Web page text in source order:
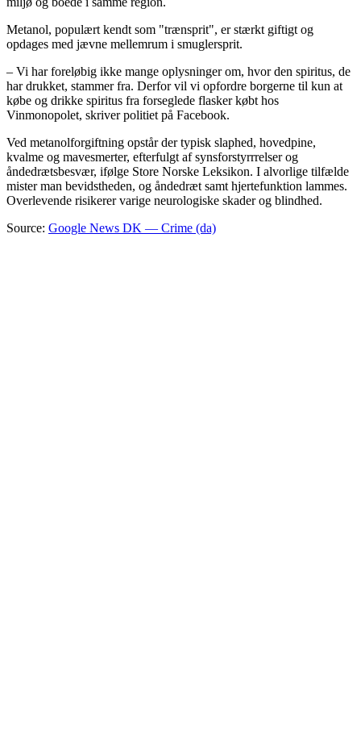
Metanol, populært kendt som "trænsprit", er stærkt giftigt og
opdages med jævne mellemrum i smuglersprit.
– Vi har foreløbig ikke mange oplysninger om, hvor den spiritus, de
har drukket, stammer fra. Derfor vil vi opfordre borgerne til kun at
købe og drikke spiritus fra forseglede flasker købt hos
Vinmonopolet, skriver politiet på Facebook.
Ved metanolforgiftning opstår der typisk slaphed, hovedpine,
kvalme og mavesmerter, efterfulgt af synsforstyrrrelser og
åndedrætsbesvær, ifølge Store Norske Leksikon. I alvorlige tilfælde
mister man bevidstheden, og åndedræt samt hjertefunktion lammes.
Overlevende risikerer varige neurologiske skader og blindhed.
Source: Google News DK — Crime (da)